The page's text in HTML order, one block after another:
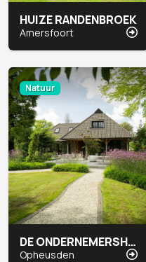
HUIZE RANDENBROEK
Amersfoort
Natuur
DE ONDERNEMERSHOEVE
Opheusden